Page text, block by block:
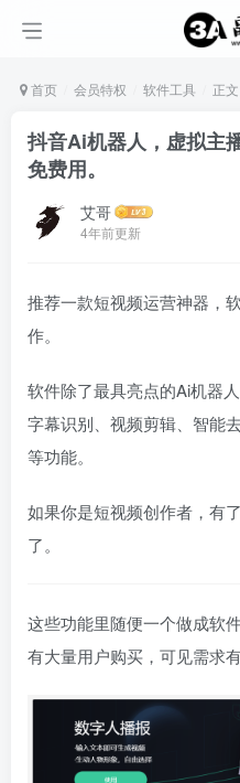
首页 会员特权 软件工具 正文
抖音Ai机器人，虚拟主
免费用。
艾哥
4年前更新
推荐一款短视频运营神器，
作。
软件除了最具亮点的Ai机器
字幕识别、视频剪辑、智能
等功能。
如果你是短视频创作者，有
了。
这些功能里随便一个做成软
有大量用户购买，可见需求有